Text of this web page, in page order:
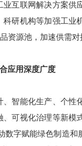
互联网解决方案供
研机构等加强工业
源池，加速供需对
应用深度广度
、智能化生产、个性
可视化治理等新模
字赋能绿色制造和